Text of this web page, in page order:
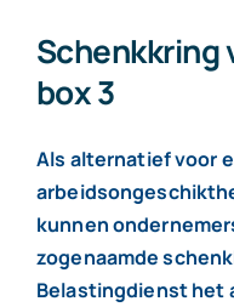
Schenkkring
box 3
Als alternatief voor
kunnen
zogenaamde
Belastingdienst het